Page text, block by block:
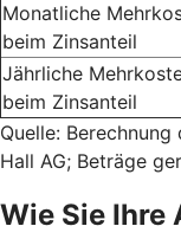
Monatliche
beim Zinsanteil
Jährliche
beim Zinsanteil
Quelle:
Hall AG; Beträge
Wie Sie